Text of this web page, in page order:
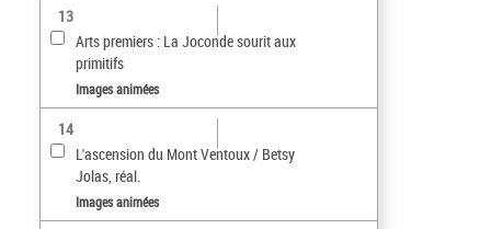
13
Arts premiers : La Joconde sourit aux
primitifs
Images animées
14
L'ascension du Mont Ventoux / Betsy
Jolas, réal.
Images animées